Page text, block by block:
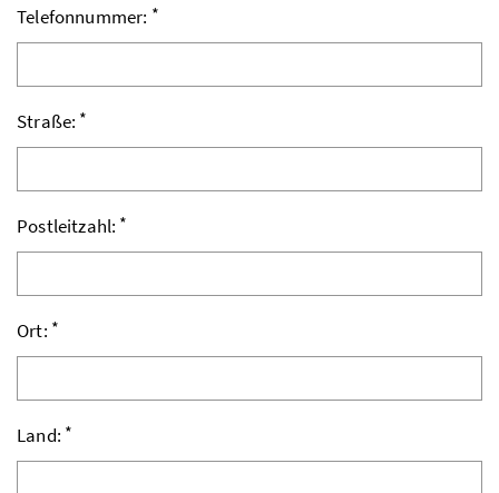
Telefonnummer: *
Straße: *
Postleitzahl: *
Ort: *
Land: *